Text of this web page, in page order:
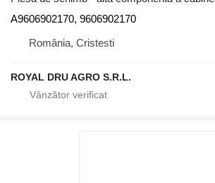
A9606902170, 9606902170
România, Cristesti
ROYAL DRU AGRO S.R.L.